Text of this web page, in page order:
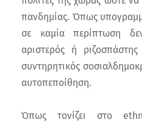
πανδημίας. Όπως
σε καμία περίπτωση
αριστερός ή
συντηρητικός
αυτοπεποίθηση.
Όπως τονίζει στο